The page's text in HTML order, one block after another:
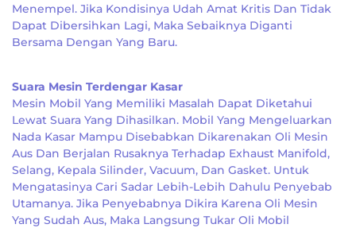
Menempel. Jika Kondisinya Udah Amat Kritis Dan Tidak
Dapat Dibersihkan Lagi, Maka Sebaiknya Diganti
Bersama Dengan Yang Baru.
Suara Mesin Terdengar Kasar
Mesin Mobil Yang Memiliki Masalah Dapat Diketahui
Lewat Suara Yang Dihasilkan. Mobil Yang Mengeluarkan
Nada Kasar Mampu Disebabkan Dikarenakan Oli Mesin
Aus Dan Berjalan Rusaknya Terhadap Exhaust Manifold,
Selang, Kepala Silinder, Vacuum, Dan Gasket. Untuk
Mengatasinya Cari Sadar Lebih-Lebih Dahulu Penyebab
Utamanya. Jika Penyebabnya Dikira Karena Oli Mesin
Yang Sudah Aus, Maka Langsung Tukar Oli Mobil